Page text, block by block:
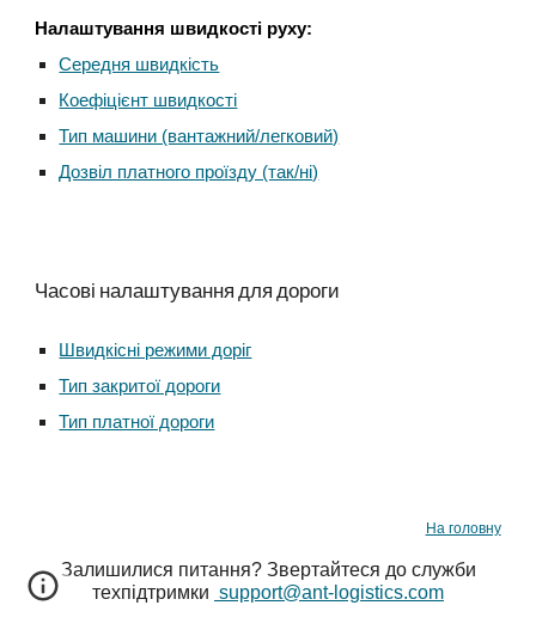
Налаштування швидкості руху:
Середня швидкість
Коефіцієнт швидкості
Тип машини (вантажний/легковий)
Дозвіл платного проїзду (так/ні)
Часові налаштування для дороги
Швидкісні режими доріг
Тип закритої дороги
Тип платної дороги
На головну
Залишилися питання? Звертайтеся до служби
техпідтримки support@ant-logistics.com